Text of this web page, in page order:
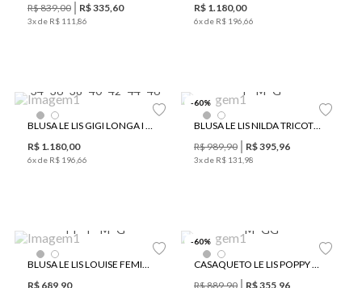
R$839,00 R$335 60
3x de R$ 111 86
R$ 1.180, 00
6x de R$ 196 66
34 36 38 40 42 44 46
BLUSA LE LIS GIGI LONGA I FEMININA
R$ 1.180, 00
6x de R$ 196 66
-60%
P M G
BLUSA LE LIS NILDA TRICOT FEMININA
R$989,90 R$395 96
3x de R$ 131 98
PP P M G
BLUSA LE LIS LOUISE FEMININA
R$ 689 90
-60%
M GG
CASAQUETO LE LIS POPPY FEMININO
R$889,90 R$355 96